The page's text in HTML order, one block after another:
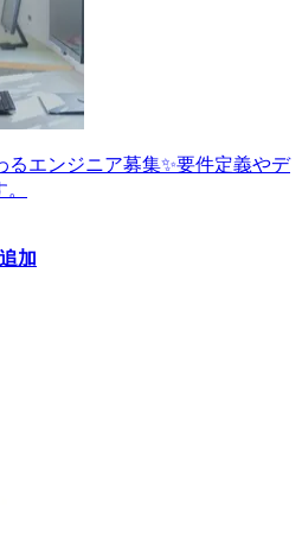
エンジニア募集✨要件定義やデ
加